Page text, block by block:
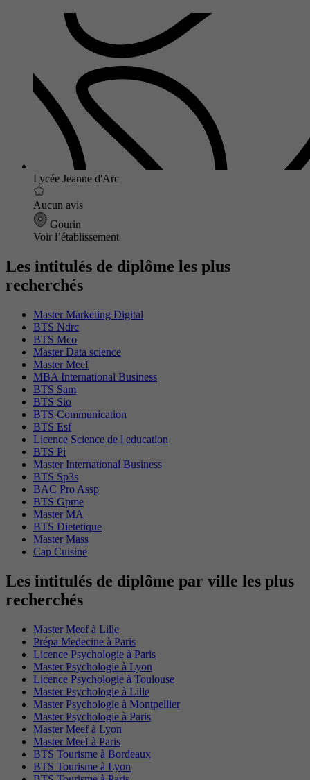
Lycée Jeanne d'Arc
Aucun avis
Gourin
Voir l’établissement
Les intitulés de diplôme les plus
recherchés
Master Marketing Digital
BTS Ndrc
BTS Mco
Master Data science
Master Meef
MBA International Business
BTS Sam
BTS Sio
BTS Communication
BTS Esf
Licence Science de l education
BTS Pi
Master International Business
BTS Sp3s
BAC Pro Assp
BTS Gpme
Master MA
BTS Dietetique
Master Mass
Cap Cuisine
Les intitulés de diplôme par ville les plus
recherchés
Master Meef à Lille
Prépa Medecine à Paris
Licence Psychologie à Paris
Master Psychologie à Lyon
Licence Psychologie à Toulouse
Master Psychologie à Lille
Master Psychologie à Montpellier
Master Psychologie à Paris
Master Meef à Lyon
Master Meef à Paris
BTS Tourisme à Bordeaux
BTS Tourisme à Lyon